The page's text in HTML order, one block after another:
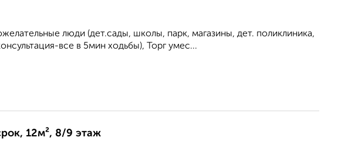
люди (дет.сады, школы, парк, магазины, дет. поликлиника,
все в 5мин ходьбы), Торг умес...
12м², 8/9 этаж